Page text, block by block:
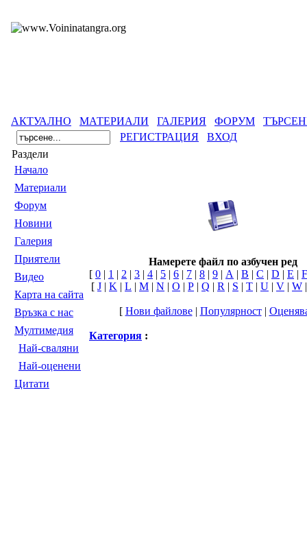
АКТУАЛНО МАТЕРИАЛИ ГАЛЕРИЯ ФОРУМ
РЕГИСТРАЦИЯ
ВХОД
Раздели
Началo
Материали
Форум
Новини
Галерия
Приятели
Видео
Карта на сайта
Връзка с нас
Мултимедия
Най-сваляни
Най-оценени
Цитати
Намерете файл по азбучен ред
[ 0 | 1 | 2 | 3 | 4 | 5 | 6 | 7 | 8 | 9 | A | B | C | D | E | F
[ J | K | L | M | N | O | P | Q | R | S | T | U | V | W
[ Нови файлове| Популярност|
Категория :